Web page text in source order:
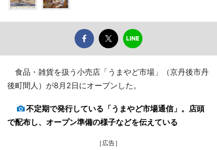
食品・雑貨を扱う小売店「うまやど市場」（京丹後市丹
後町間人）が8月2日にオープンした。
不定期で発行している「うまやど市場通信」。店頭
で配布し、オープン準備の様子などを伝えている
［広告］